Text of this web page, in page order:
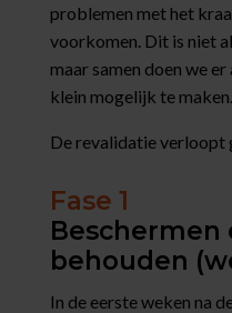
problemen met het
voorkomen. Dit is niet
maar samen doen we
klein mogelijk te maken.
De revalidatie verloopt
Fase 1
behouden
In de eerste weken na